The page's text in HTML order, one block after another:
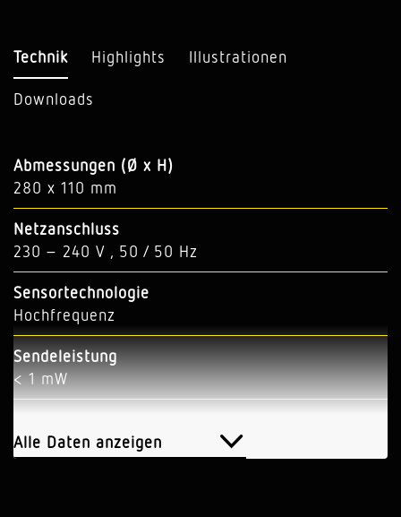
Technik Highlights Illustrationen
Downloads
Abmessungen (Ø x H)
280 x 110 mm
Netzanschluss
230 – 240 V , 50 / 50 Hz
Sensortechnologie
Hochfrequenz
Sendeleistung
< 1 mW
60 W
Alle Daten anzeigen